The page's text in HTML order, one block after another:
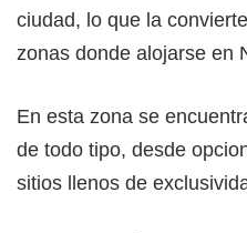
ciudad, lo que la
zonas donde alojarse en
En esta zona se
de todo tipo, desde
sitios llenos de